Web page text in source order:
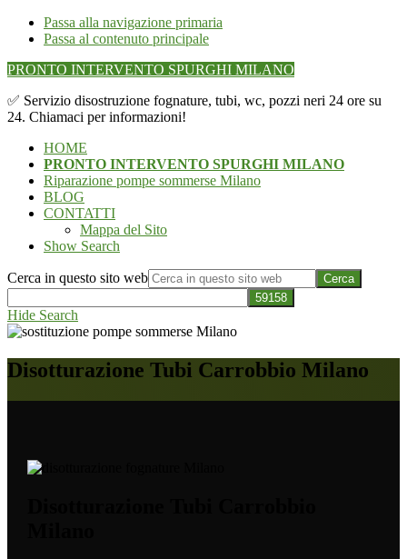
Passa alla navigazione primaria
Passa al contenuto principale
PRONTO INTERVENTO SPURGHI MILANO
✅ Servizio disostruzione fognature, tubi, wc, pozzi neri 24 ore su
24. Chiamaci per informazioni!
HOME
PRONTO INTERVENTO SPURGHI MILANO
Riparazione pompe sommerse Milano
BLOG
CONTATTI
Mappa del Sito
Show Search
Cerca in questo sito web
Hide Search
Disotturazione Tubi Carrobbio Milano